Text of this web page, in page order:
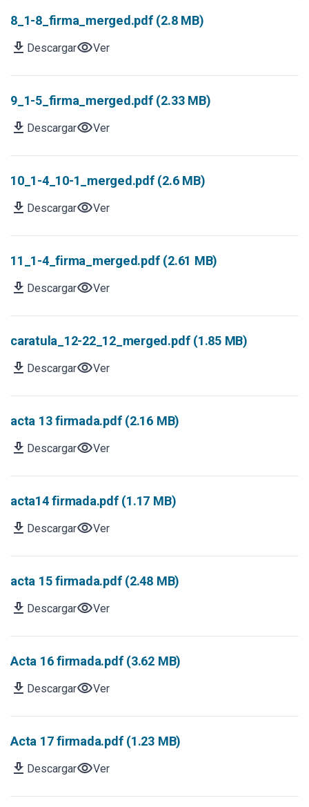
8_1-8_firma_merged.pdf (2.8 MB)
download DescargarvisibilityVer
9_1-5_firma_merged.pdf (2.33 MB)
download DescargarvisibilityVer
10_1-4_10-1_merged.pdf (2.6 MB)
download DescargarvisibilityVer
11_1-4_firma_merged.pdf (2.61 MB)
download DescargarvisibilityVer
caratula_12-22_12_merged.pdf (1.85 MB)
download DescargarvisibilityVer
acta 13 firmada.pdf (2.16 MB)
download DescargarvisibilityVer
acta14 firmada.pdf (1.17 MB)
download DescargarvisibilityVer
acta 15 firmada.pdf (2.48 MB)
download DescargarvisibilityVer
Acta 16 firmada.pdf (3.62 MB)
download DescargarvisibilityVer
Acta 17 firmada.pdf (1.23 MB)
download DescargarvisibilityVer